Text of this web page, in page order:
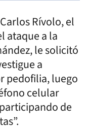
Rívolo, el
ataque a la
le solicitó
a
pedofilia, luego
celular
de